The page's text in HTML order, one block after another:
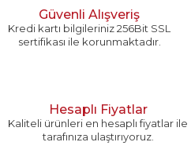
Güvenli Alışveriş
Kredi kartı bilgileriniz 256Bit SSL
sertifikası ile korunmaktadır.
Hesaplı Fiyatlar
Kaliteli ürünleri en hesaplı fiyatlar ile
tarafınıza ulaştırıyoruz.